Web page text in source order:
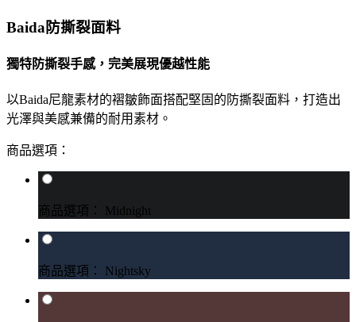
Baida防撕裂面料
獨特防撕裂手感，完美展現優越性能
以Baida尼龍素材的褶皺飾面搭配堅固的防撕裂面料，打造出
光澤與美感兼備的耐用素材。
商品選項：
商品選項： Midnight
商品選項： Nightsky